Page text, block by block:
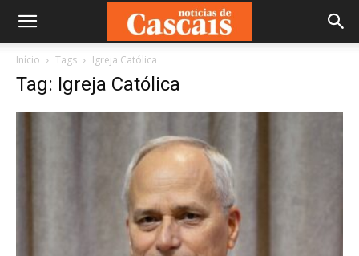
Início Tags Igreja Católica
Tag: Igreja Católica